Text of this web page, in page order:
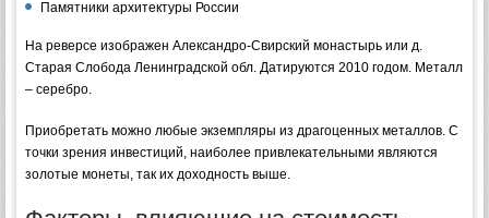
Памятники архитектуры России
На реверсе изображен Александро-Свирский монастырь или д.
Старая Слобода Ленинградской обл. Датируются 2010 годом. Металл
– серебро.
Приобретать можно любые экземпляры из драгоценных металлов. С
точки зрения инвестиций, наиболее привлекательными являются
золотые монеты, так их доходность выше.